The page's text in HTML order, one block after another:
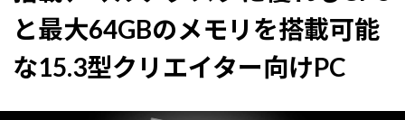
と最大64GBのメモリを搭載可能
な15.3型クリエイター向けPC